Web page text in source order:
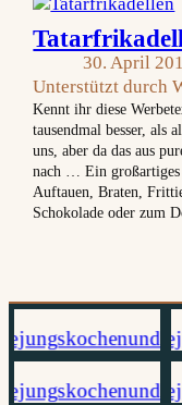
30. April
Unterstützt durch
Kennt ihr diese
tausendmal besser, als
uns, aber da das aus
nach … Ein
Auftauen, Braten,
Schokolade oder zum